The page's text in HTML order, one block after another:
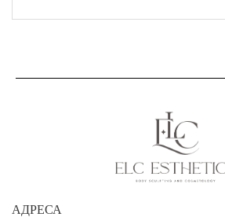
АДРЕСА